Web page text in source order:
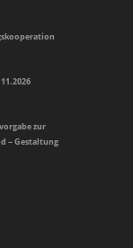
zur
– Gestaltung